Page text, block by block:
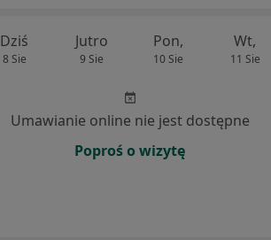
Dziś
8 Sie
Jutro
9 Sie
Pon,
10 Sie
Wt,
11 Sie
Umawianie online nie jest dostępne
Poproś o wizytę